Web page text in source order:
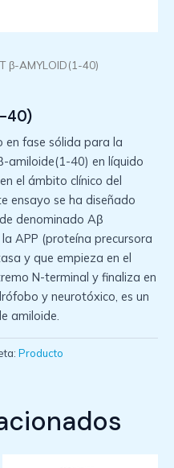
β-AMYLOID(1-40)
40)
en fase sólida para la
amiloide(1-40) en líquido
el ámbito clínico del
ensayo se ha diseñado
denominado Aβ
APP (proteína precursora
y que empieza en el
N-terminal y finaliza en
y neurotóxico, es un
amiloide.
Producto